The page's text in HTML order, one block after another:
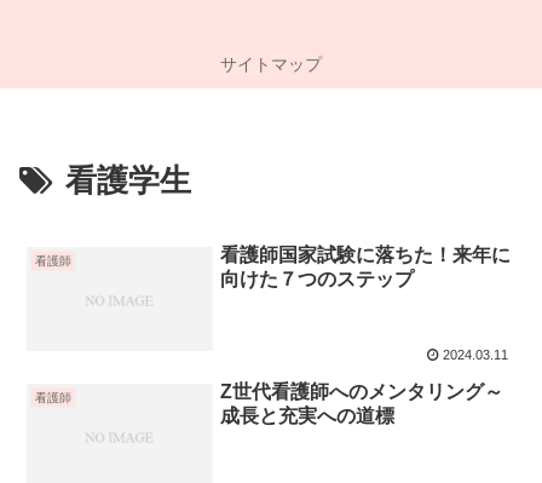
サイトマップ
看護学生
看護師
看護師国家試験に落ちた！来年に
向けた７つのステップ
2024.03.11
看護師
Z世代看護師へのメンタリング～
成長と充実への道標